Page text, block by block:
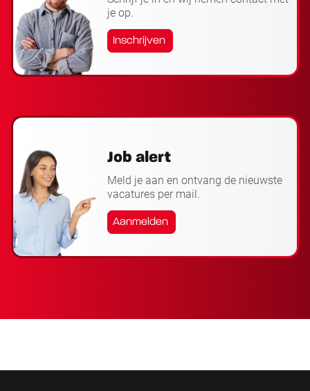
je op.
Inschrijven
Job alert
Meld je aan en ontvang de nieuwste
vacatures per mail.
Aanmelden